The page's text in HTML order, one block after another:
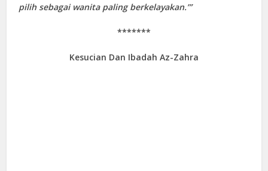
pilih sebagai wanita paling berkelayakan.’”
*******
Kesucian Dan Ibadah Az-Zahra